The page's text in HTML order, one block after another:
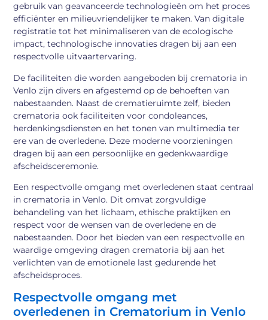
gebruik van geavanceerde technologieën om het proces
efficiënter en milieuvriendelijker te maken. Van digitale
registratie tot het minimaliseren van de ecologische
impact, technologische innovaties dragen bij aan een
respectvolle uitvaartervaring.
De faciliteiten die worden aangeboden bij crematoria in
Venlo zijn divers en afgestemd op de behoeften van
nabestaanden. Naast de crematieruimte zelf, bieden
crematoria ook faciliteiten voor condoleances,
herdenkingsdiensten en het tonen van multimedia ter
ere van de overledene. Deze moderne voorzieningen
dragen bij aan een persoonlijke en gedenkwaardige
afscheidsceremonie.
Een respectvolle omgang met overledenen staat centraal
in crematoria in Venlo. Dit omvat zorgvuldige
behandeling van het lichaam, ethische praktijken en
respect voor de wensen van de overledene en de
nabestaanden. Door het bieden van een respectvolle en
waardige omgeving dragen crematoria bij aan het
verlichten van de emotionele last gedurende het
afscheidsproces.
Respectvolle omgang met
overledenen in Crematorium in Venlo